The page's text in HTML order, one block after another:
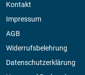
Kontakt
Impressum
AGB
Widerrufsbelehrung
Datenschutzerklärung